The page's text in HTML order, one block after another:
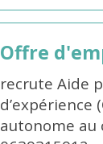
Offre
recrute Aide
d’expérience
autonome au